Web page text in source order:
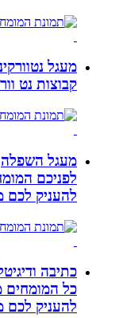
מעגל נטוורקינג
קבוצות נט
מעגל השפלה
לפניכם
להעניק לכם
כתיבה ודיגיטל
כל המומחים
להעניק לכם